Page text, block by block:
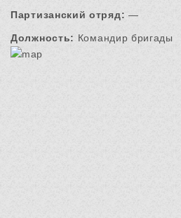
Партизанский отряд: —
Должность: Командир бригады